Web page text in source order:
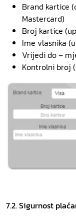
Brand kartice
Mastercard)
Broj kartice
Ime vlasnika
Vrijedi do –
Kontrolni broj
7.2. Sigurnost